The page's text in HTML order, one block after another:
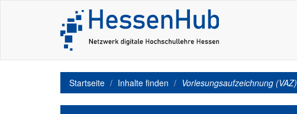
Startseite Inhalte finden Vorlesungsaufzeichnung (VAZ)